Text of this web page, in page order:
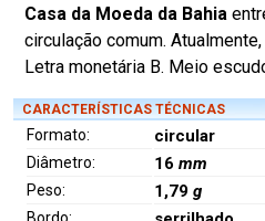
Casa da Moeda da Bahia
circulação comum.
Letra monetária B. Meio
CARACTERÍSTICAS TÉCNICAS
Formato: circular
Diâmetro: 16 mm
Peso: 1,79 g